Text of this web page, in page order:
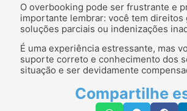
O overbooking pode ser frustrante e
importante lembrar: você tem direitos
soluções parciais ou indenizações
É uma experiência estressante, mas
suporte correto e conhecimento dos
situação e ser devidamente
Compartilhe